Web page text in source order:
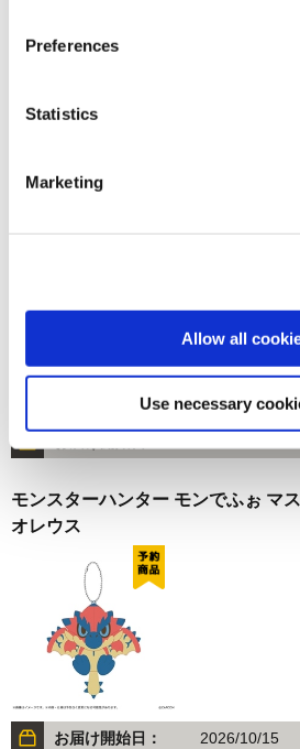
Preferences
Statistics
Marketing
Allow all
Use necessary
モンスターハンター モンでふぉ マ
マミツネ
モンスターハンター モンでふぉ マ
オレウス
お届け開始日： 2026/10/15